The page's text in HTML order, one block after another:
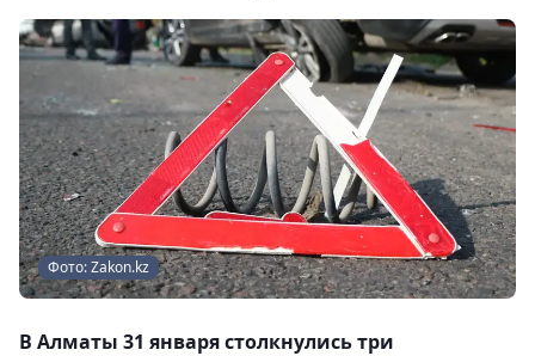
Фото: Zakon.kz
В Алматы 31 января столкнулись три